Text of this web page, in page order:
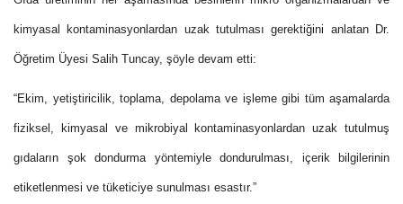
kimyasal kontaminasyonlardan uzak tutulması gerektiğini anlatan Dr.
Öğretim Üyesi Salih Tuncay, şöyle devam etti:
“Ekim, yetiştiricilik, toplama, depolama ve işleme gibi tüm aşamalarda
fiziksel, kimyasal ve mikrobiyal kontaminasyonlardan uzak tutulmuş
gıdaların şok dondurma yöntemiyle dondurulması, içerik bilgilerinin
etiketlenmesi ve tüketiciye sunulması esastır.”